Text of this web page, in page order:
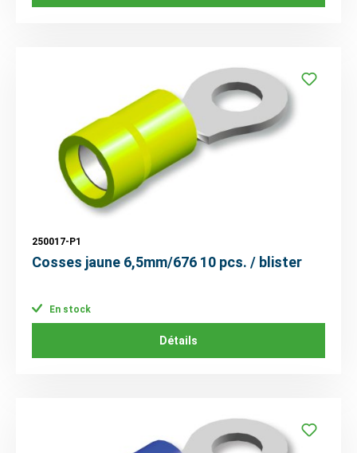
250017-P1
Cosses jaune 6,5mm/676 10 pcs. / blister
En stock
Détails